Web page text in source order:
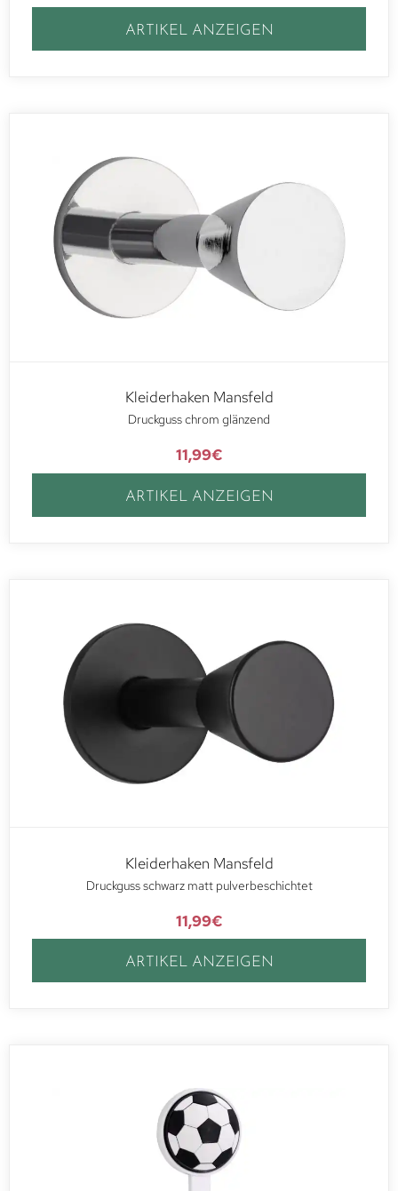
ARTIKEL ANZEIGEN
Kleiderhaken Mansfeld
Druckguss chrom glänzend
11,99€
ARTIKEL ANZEIGEN
Kleiderhaken Mansfeld
Druckguss schwarz matt pulverbeschichtet
11,99€
ARTIKEL ANZEIGEN